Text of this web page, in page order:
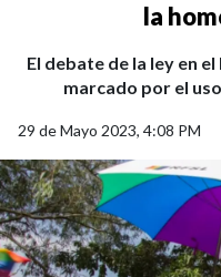
la
El debate de la ley en
marcado por el
29 de Mayo 2023, 4:08 PM